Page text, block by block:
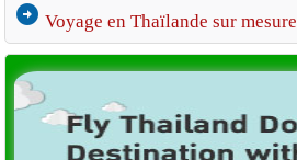
arrow_circle_right Voyage en Thaïlande sur mesure